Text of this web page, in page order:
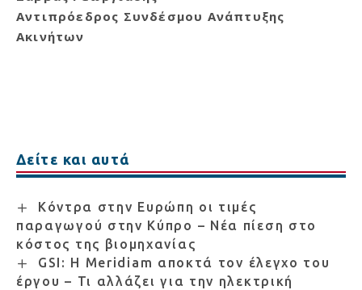
Αντιπρόεδρος Συνδέσμου Ανάπτυξης
Ακινήτων
Δείτε και αυτά
Κόντρα στην Ευρώπη οι τιμές
παραγωγού στην Κύπρο – Νέα πίεση στο
κόστος της βιομηχανίας
GSI: Η Meridiam αποκτά τον έλεγχο του
έργου – Τι αλλάζει για την ηλεκτρική